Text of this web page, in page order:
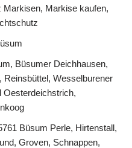
Markise kaufen,
Büsumer Deichhausen,
Wesselburener
Oesterdeichstrich,
Büsum Perle, Hirtenstall,
Groven, Schnappen,